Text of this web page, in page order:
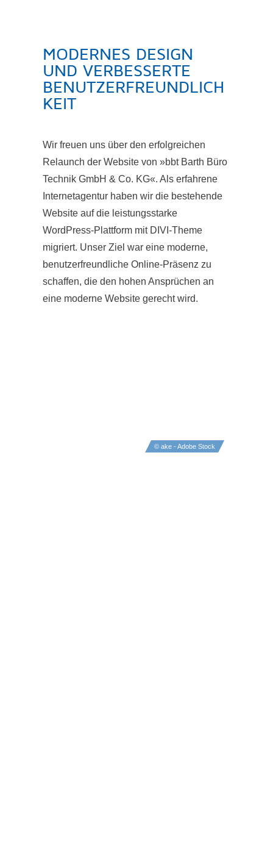
MODERNES DESIGN
UND VERBESSERTE
BENUTZERFREUNDLICH
KEIT
Wir freuen uns über den erfolgreichen
Relaunch der Website von »bbt Barth Büro
Technik GmbH & Co. KG«. Als erfahrene
Internetagentur haben wir die bestehende
Website auf die leistungsstarke
WordPress-Plattform mit DIVI-Theme
migriert. Unser Ziel war eine moderne,
benutzerfreundliche Online-Präsenz zu
schaffen, die den hohen Ansprüchen an
eine moderne Website gerecht wird.